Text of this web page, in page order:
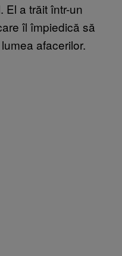
El a trăit într-un
îl împiedică să
afacerilor.